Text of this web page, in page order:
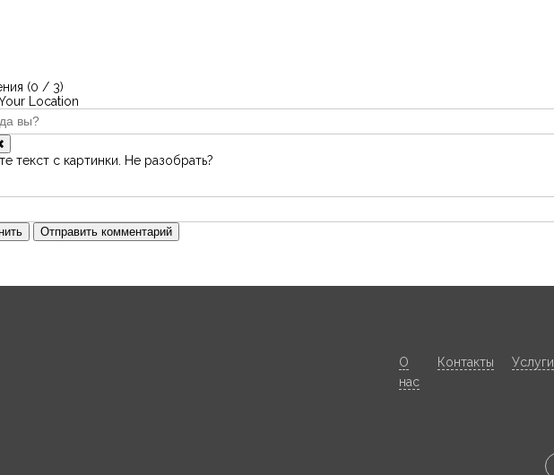
(0 / 3)
Location
текст с картинки. Не разобрать?
Отправить комментарий
О
нас
Контакты Услуги